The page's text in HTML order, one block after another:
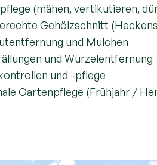
(mähen, vertikutieren,
Gehölzschnitt
und Mulchen
und Wurzelentfernung
und -pflege
Gartenpflege (Frühjahr /